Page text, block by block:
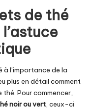
de thé
à l’importance de la
plus en détail comment
Pour commencer,
noir ou vert, ceux-ci